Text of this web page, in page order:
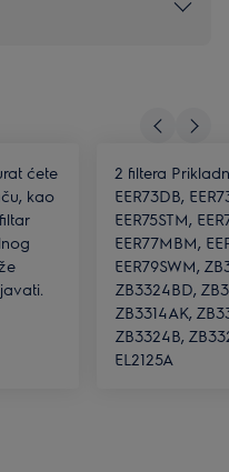
ćete
kao
2 filtera
EER73DB,
EER75STM,
EER77MBM,
EER79SWM,
ZB3324BD,
ZB3314AK,
ZB3324B,
EL2125A